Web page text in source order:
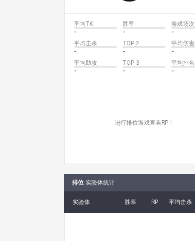
平均TK
-
胜率
-
游戏场次
-
平均击杀
-
TOP 2
-
平均伤害
-
平均助攻
-
TOP 3
-
平均排名
-
进行排位游戏查看RP！
排位 实验体统计
实验体 胜率 RP 平均击杀